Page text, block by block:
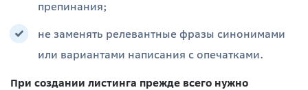
препинания;
не заменять релевантные фразы синонимами
или вариантами написания с опечатками.
При создании листинга прежде всего нужно